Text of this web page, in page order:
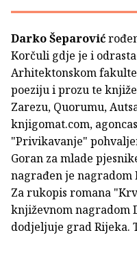
Darko Šeparović
Korčuli gdje je i
Arhitektonskom
poeziju i prozu te
Zarezu, Quorumu,
knjigomat.com,
"Privikavanje"
Goran za mlade
nagrađen je nagradom
Za rukopis romana
književnom nagradom
dodjeljuje grad Rijeka.